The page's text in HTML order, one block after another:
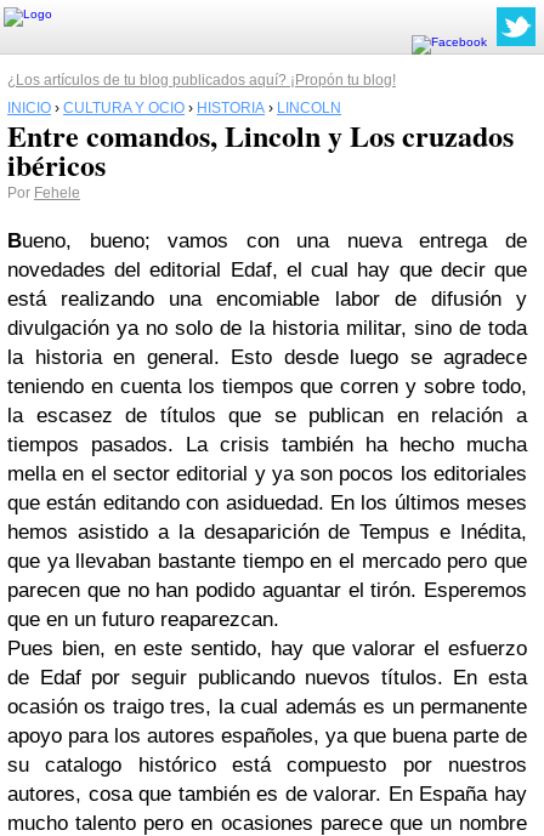
¿Los artículos de tu blog publicados aquí? ¡Propón tu blog!
INICIO › CULTURA Y OCIO › HISTORIA › LINCOLN
Entre comandos, Lincoln y Los cruzados
ibéricos
Por Fehele
Bueno, bueno; vamos con una nueva entrega de
novedades del editorial Edaf, el cual hay que decir que
está realizando una encomiable labor de difusión y
divulgación ya no solo de la historia militar, sino de toda
la historia en general. Esto desde luego se agradece
teniendo en cuenta los tiempos que corren y sobre todo,
la escasez de títulos que se publican en relación a
tiempos pasados. La crisis también ha hecho mucha
mella en el sector editorial y ya son pocos los editoriales
que están editando con asiduedad. En los últimos meses
hemos asistido a la desaparición de Tempus e Inédita,
que ya llevaban bastante tiempo en el mercado pero que
parecen que no han podido aguantar el tirón. Esperemos
que en un futuro reaparezcan.
Pues bien, en este sentido, hay que valorar el esfuerzo
de Edaf por seguir publicando nuevos títulos. En esta
ocasión os traigo tres, la cual además es un permanente
apoyo para los autores españoles, ya que buena parte de
su catalogo histórico está compuesto por nuestros
autores, cosa que también es de valorar. En España hay
mucho talento pero en ocasiones parece que un nombre